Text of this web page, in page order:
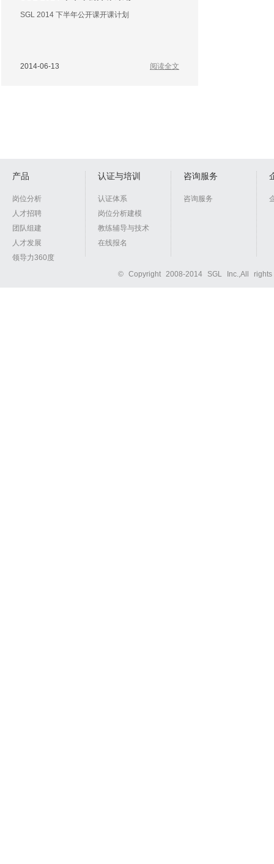
SGL 2014 下半年公开课开课计划
2014-06-13 阅读全文
产品
岗位分析
人才招聘
团队组建
人才发展
领导力360度
认证与培训
认证体系
岗位分析建模
教练辅导与技术
在线报名
咨询服务
咨询服务
© Copyright 2008-2014 SGL Inc.,All